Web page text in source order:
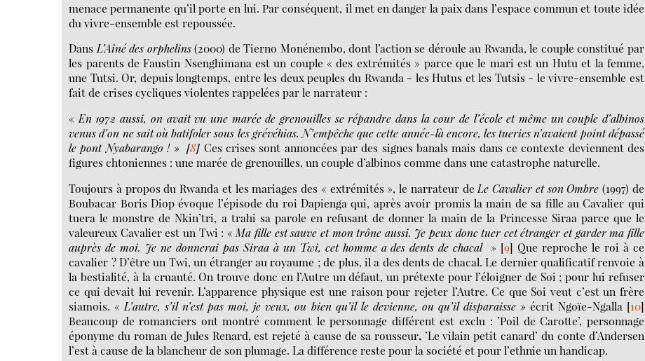
menace permanente qu’il porte en lui. Par conséquent, il met en danger la paix dans l’espace commun et toute idée
du vivre-ensemble est repoussée.
DansL’Aîné des orphelins(2000) de Tierno Monénembo, dont l’action se déroule au Rwanda, le couple constitué par
les parents de Faustin Nsenghimana est un couple « des extrémités » parce que le mari est un Hutu et la femme,
une Tutsi. Or, depuis longtemps, entre les deux peuples du Rwanda - les Hutus et les Tutsis - le vivre-ensemble est
fait de crises cycliques violentes rappelées par le narrateur :
« En 1972 aussi, on avait vu une marée de grenouilles se répandre dans la cour de l’école et même un couple d’albinos
venus d’on ne sait où batifoler sous les grévéhias. N’empêche que cette année-là encore, les tueries n’avaient point dépassé
le pont Nyabarango ! » [8] Ces crises sont annoncées par des signes banals mais dans ce contexte deviennent des
figures chtoniennes : une marée de grenouilles, un couple d’albinos comme dans une catastrophe naturelle.
Toujours à propos du Rwanda et les mariages des « extrémités », le narrateur de Le Cavalier et son Ombre (1997) de
Boubacar Boris Diop évoque l’épisode du roi Dapienga qui, après avoir promis la main de sa fille au Cavalier qui
tuera le monstre de Nkin’tri, a trahi sa parole en refusant de donner la main de la Princesse Siraa parce que le
valeureux Cavalier est un Twi : « Ma fille est sauve et mon trône aussi. Je peux donc tuer cet étranger et garder ma fille
auprès de moi. Je ne donnerai pas Siraa à un Twi, cet homme a des dents de chacal » [9] Que reproche le roi à ce
cavalier ? D’être un Twi, un étranger au royaume ; de plus, il a des dents de chacal. Le dernier qualificatif renvoie à
la bestialité, à la cruauté. On trouve donc en l’Autre un défaut, un prétexte pour l’éloigner de Soi ; pour lui refuser
ce qui devait lui revenir. L’apparence physique est une raison pour rejeter l’Autre. Ce que Soi veut c’est un frère
siamois. « L’autre, s’il n’est pas moi, je veux, ou bien qu’il le devienne, ou qu’il disparaisse» écrit Ngoïe-Ngalla [10]
Beaucoup de romanciers ont montré comment le personnage différent est exclu : ’Poil de Carotte’, personnage
éponyme du roman de Jules Renard, est rejeté à cause de sa rousseur, ’Le vilain petit canard’ du conte d’Andersen
l’est à cause de la blancheur de son plumage. La différence reste pour la société et pour l’ethnie un handicap.